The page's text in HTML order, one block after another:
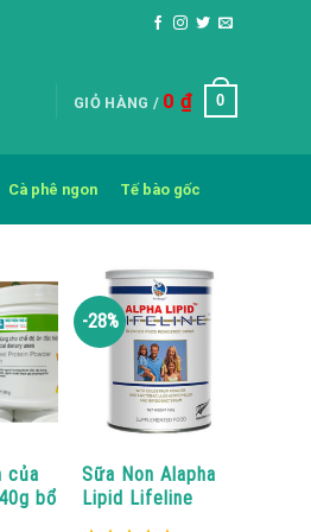
GIỎ HÀNG / 0 ₫ 0
Cà phê ngon Tế bào gốc
của
bổ
-28%
Sữa Non Alapha
Lipid Lifeline